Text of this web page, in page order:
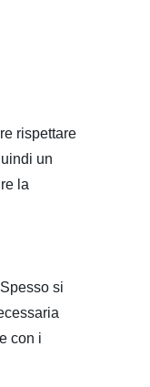
rispettare
un
la
si
con i